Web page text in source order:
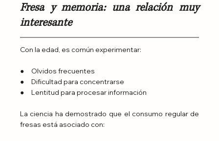
Fresa y memoria: una relación muy
interesante
Con la edad, es común experimentar:
●     Olvidos frecuentes
●     Dificultad para concentrarse
●     Lentitud para procesar información
La ciencia ha demostrado que el consumo regular de
fresas está asociado con: